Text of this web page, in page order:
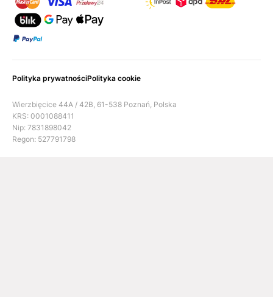
Polityka prywatnościPolityka cookie
Wierzbięcice 44A / 42B, 61-538 Poznań, Polska
KRS: 0001088411
Nip: 7831898042
Regon: 527791798